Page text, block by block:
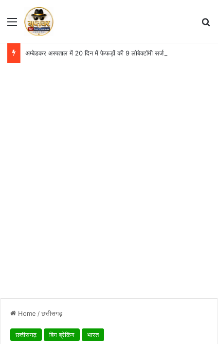
Menu
Home /छत्तीसगढ़
छत्तीसगढ़ बिग ब्रेकिंग भारत